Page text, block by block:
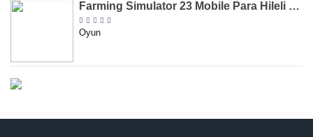
Farming Simulator 23 Mobile Para Hileli MOD APK indir [v0.0.0.8]
Oyun